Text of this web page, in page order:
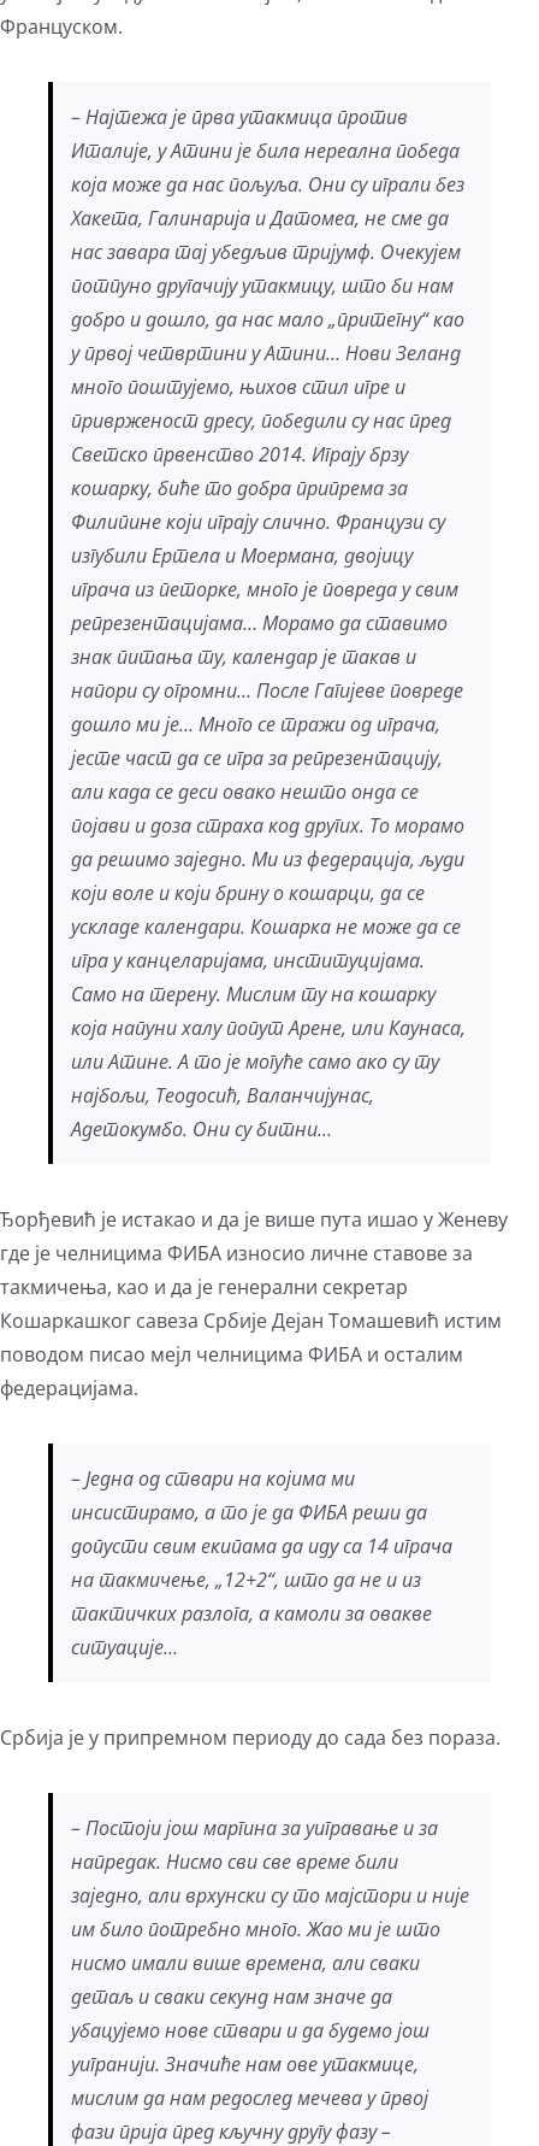
Француском.
– Најтежа је прва утакмица против
Италије, у Атини је била нереална победа
која може да нас пољуља. Они су играли без
Хакета, Галинарија и Датомеа, не сме да
нас завара тај убедљив тријумф. Очекујем
потпуно другачију утакмицу, што би нам
добро и дошло, да нас мало „притегну“ као
у првој четвртини у Атини… Нови Зеланд
много поштујемо, њихов стил игре и
приврженост дресу, победили су нас пред
Светско првенство 2014. Играју брзу
кошарку, биће то добра припрема за
Филипине који играју слично. Французи су
изгубили Ертела и Моермана, двојицу
играча из петорке, много је повреда у свим
репрезентацијама… Морамо да ставимо
знак питања ту, календар је такав и
напори су огромни… После Гагијеве повреде
дошло ми је… Много се тражи од играча,
јесте част да се игра за репрезентацију,
али када се деси овако нешто онда се
појави и доза страха код других. То морамо
да решимо заједно. Ми из федерација, људи
који воле и који брину о кошарци, да се
ускладе календари. Кошарка не може да се
игра у канцеларијама, институцијама.
Само на терену. Мислим ту на кошарку
која напуни халу попут Арене, или Каунаса,
или Атине. А то је могуће само ако су ту
најбољи, Теодосић, Валанчијунас,
Адетокумбо. Они су битни…
Ђорђевић је истакао и да је више пута ишао у Женеву
где је челницима ФИБА износио личне ставове за
такмичења, као и да је генерални секретар
Кошаркашког савеза Србије Дејан Томашевић истим
поводом писао мејл челницима ФИБА и осталим
федерацијама.
– Једна од ствари на којима ми
инсистирамо, а то је да ФИБА реши да
допусти свим екипама да иду са 14 играча
на такмичење, „12+2“, што да не и из
тактичких разлога, а камоли за овакве
ситуације…
Србија је у припремном периоду до сада без пораза.
– Постоји још маргина за уигравање и за
напредак. Нисмо сви све време били
заједно, али врхунски су то мајстори и није
им било потребно много. Жао ми је што
нисмо имали више времена, али сваки
детаљ и сваки секунд нам значе да
убацујемо нове ствари и да будемо још
уигранији. Значиће нам ове утакмице,
мислим да нам редослед мечева у првој
фази прија пред кључну другу фазу –